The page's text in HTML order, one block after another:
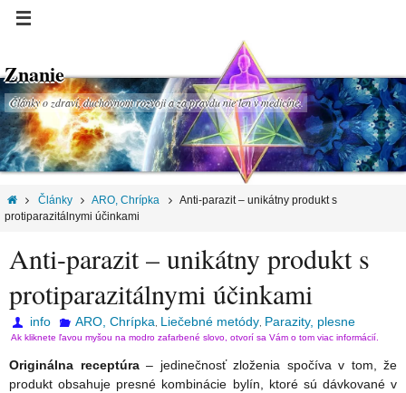
Znanie
Články o zdraví, duchovnom rozvoji a za pravdu nie len v medicíne.
Články ARO, Chrípka
Anti-parazit – unikátny produkt s
protiparazitálnymi účinkami
Anti-parazit – unikátny produkt s
protiparazitálnymi účinkami
info ARO, Chrípka Liečebné metódy, Parazity, plesne
Ak kliknete ľavou myšou na modro zafarbené slovo, otvorí sa Vám o tom viac informácií.
Originálna receptúra– jedinečnosť zloženia spočíva v tom, že
produkt obsahuje presné kombinácie bylín, ktoré sú dávkované v